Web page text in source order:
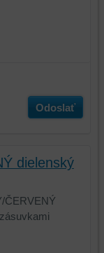
Odoslať
dielenský
ČERVENÝ